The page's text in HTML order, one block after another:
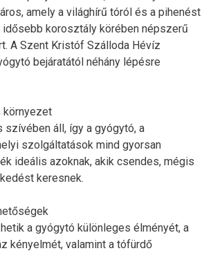
amely a világhírű tóról és a pihenést
korosztály körében népszerű
A Szent Kristóf Szálloda Hévíz
bejáratától néhány lépésre
környezet
szívében áll, így a gyógytó, a
szolgáltatások mind gyorsan
ideális azoknak, akik csendes, mégis
keresnek.
a gyógytó különleges élményét, a
kényelmét, valamint a tófürdő